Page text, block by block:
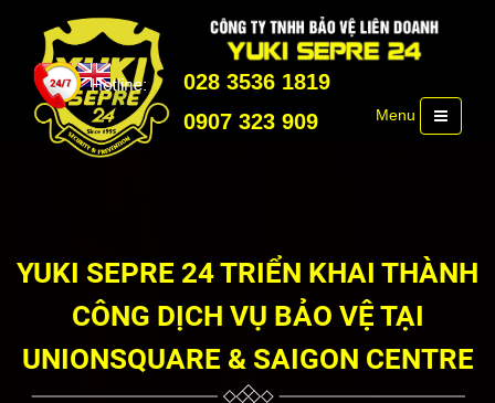
028 3536 1819
0907 323 909
Menu
YUKI SEPRE 24 TRIỂN KHAI THÀNH
CÔNG DỊCH VỤ BẢO VỆ TẠI
UNIONSQUARE & SAIGON CENTRE